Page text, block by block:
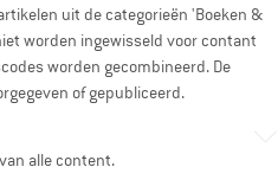
uit de categorieën 'Boeken &
worden ingewisseld voor contant
worden gecombineerd. De
of gepubliceerd.
alle content.